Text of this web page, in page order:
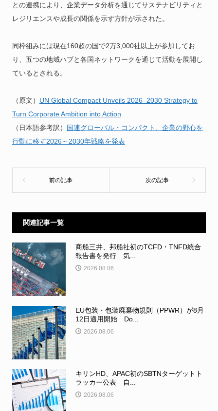
との連携により、企業データ分析を通じてサステナビリティと
レジリエンスや成長の関係を示す方針が示された。
同枠組みには現在160超の国で2万3,000社以上が参加してお
り、五つの地域ハブと各国ネットワークを通じて活動を展開し
ているとされる。
（原文） UN Global Compact Unveils 2026–2030 Strategy to
Turn Corporate Ambition into Action
（日本語参考訳）
国連グローバル・コンパクト、企業の野心を
行動に移す2026～2030年戦略を発表
関連記事一覧
商船三井、邦船社初のTCFD・TNFD統合
報告書を発行 気...
2026.08.06
EU包装・包装廃棄物規則（PPWR）が8月
12日適用開始 Do...
2026.08.06
キリンHD、APAC初のSBTNターゲットト
ラッカー公表 自...
2026.08.06